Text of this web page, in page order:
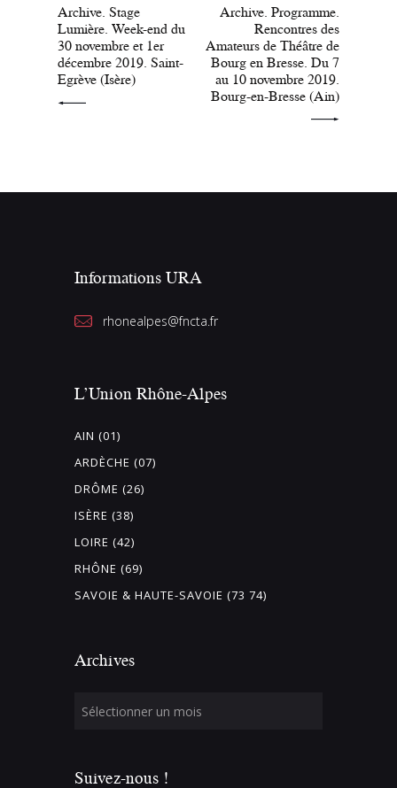
Archive. Stage
Lumière. Week-end du
30 novembre et 1er
décembre 2019. Saint-
Egrève (Isère)
Archive. Programme.
Rencontres des
Amateurs de Théâtre de
Bourg en Bresse. Du 7
au 10 novembre 2019.
Bourg-en-Bresse (Ain)
Informations URA
rhonealpes@fncta.fr
L’Union Rhône-Alpes
AIN (01)
ARDÈCHE (07)
DRÔME (26)
ISÈRE (38)
LOIRE (42)
RHÔNE (69)
SAVOIE & HAUTE-SAVOIE (73 74)
Archives
Suivez-nous !